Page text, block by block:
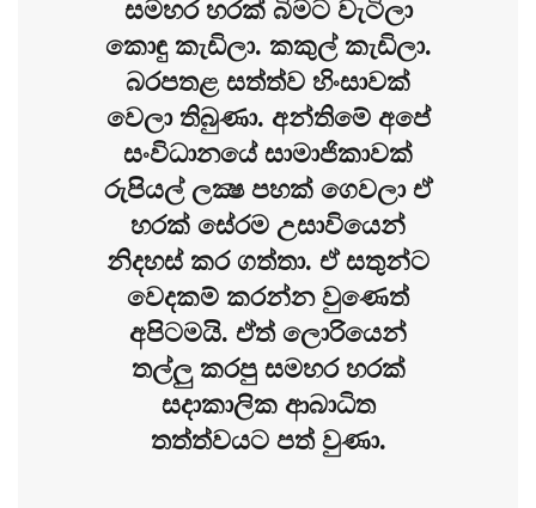
සමහර හරක් බිමට වැටිලා
කොඳු කැඩිලා. කකුල් කැඩිලා.
බරපතළ සත්ත්ව හිංසාවක්
වෙලා තිබුණා. අන්තිමේ අපේ
සංවිධානයේ සාමාජිකාවක්
රුපියල් ලක්‍ෂ පහක් ගෙවලා ඒ
හරක් සේරම උසාවියෙන්
නිදහස් කර ගත්තා. ඒ සතුන්ට
වෙදකම් කරන්න වුණෙත්
අපිටමයි. ඒත් ලොරියෙන්
තල්ලු කරපු සමහර හරක්
සදාකාලික ආබාධිත
තත්ත්වයට පත් වුණා.